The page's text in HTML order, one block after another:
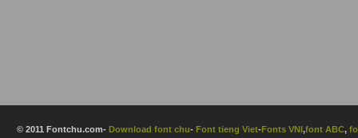
© 2011 Fontchu.com- Download font chu- Font tieng Viet-Fonts VNI,font ABC,